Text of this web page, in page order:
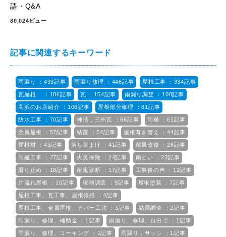
語・Q&A
80,024ビュー
記事に関連するキーワード
雨漏り ：493記事 雨漏り修理 ：446記事 屋根工事 ：334記事
瓦屋根 ：186記事 瓦 ：154記事 雨漏り調査 ：108記事
高浜のお店紹介 ：106記事 屋根部分修理 ：81記事
防水工事 ：70記事 神清，三州瓦 ：66記事 雨樋 ：61記事
金属屋根 ：57記事 結露 ：54記事 屋根葺き替え ：44記事
屋根材 ：43記事 落ち葉よけ ：41記事 耐風改修 ：28記事
雨樋工事 ：27記事 火災保険 ：24記事 雨どい ：23記事
滑り止め ：18記事 耐風診断 ：17記事 工事後の声 ：12記事
片流れ屋根 ：10記事 現地調査 ：9記事 屋根塗装 ：7記事
屋根工事、瓦工事、屋根修繕 ：4記事
屋根工事、金属屋根、カバー工法 ：3記事 結露調査 ：2記事
雨漏り、修理、補助金 ：1記事 雨漏り、修理、自分で ：1記事
雨漏り、修理、コーキング ：1記事 雨漏り，サッシ ：1記事